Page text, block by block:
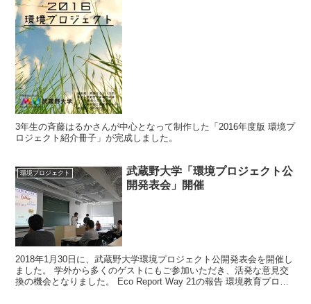
3年生の斉藤はるかさんが中心となって制作した「2016年度版 環境プ
ロジェクト紹介冊子」が完成しました。
環境プロジェクト
武蔵野大学「環境プロジェクト公
開発表会」開催
2018年1月30日に、武蔵野大学環境プロジェクト公開発表会を開催し
ました。 学外から多くのゲストにもご参加いただき、活発な意見交
換の機会となりました。 Eco Report Way 21の報告 環境教育プロジ